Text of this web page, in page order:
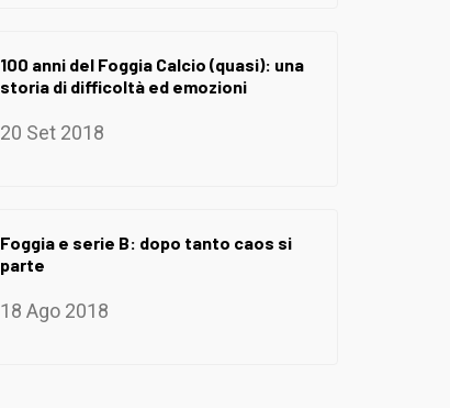
100 anni del Foggia Calcio (quasi): una
storia di difficoltà ed emozioni
20 Set 2018
Foggia e serie B: dopo tanto caos si
parte
18 Ago 2018